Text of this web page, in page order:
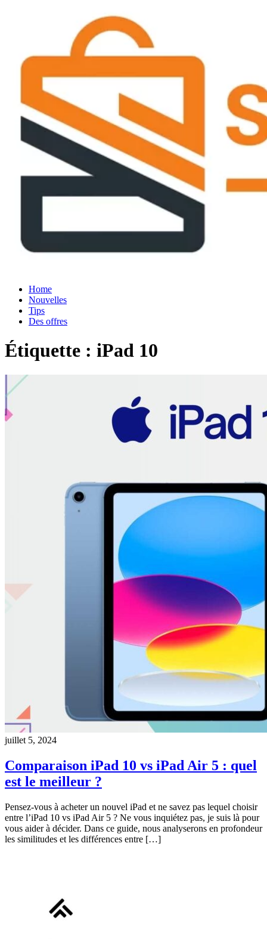
Home
Nouvelles
Tips
Des offres
Étiquette : iPad 10
juillet 5, 2024
Comparaison iPad 10 vs iPad Air 5 : quel
est le meilleur ?
Pensez-vous à acheter un nouvel iPad et ne savez pas lequel choisir
entre l’iPad 10 vs iPad Air 5 ? Ne vous inquiétez pas, je suis là pour
vous aider à décider. Dans ce guide, nous analyserons en profondeur
les similitudes et les différences entre […]